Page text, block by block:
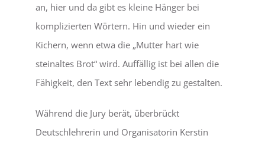
an, hier und da gibt es kleine Hänger bei
komplizierten Wörtern. Hin und wieder ein
Kichern, wenn etwa die „Mutter hart wie
steinaltes Brot“ wird. Auffällig ist bei allen die
Fähigkeit, den Text sehr lebendig zu gestalten.
Während die Jury berät, überbrückt
Deutschlehrerin und Organisatorin Kerstin